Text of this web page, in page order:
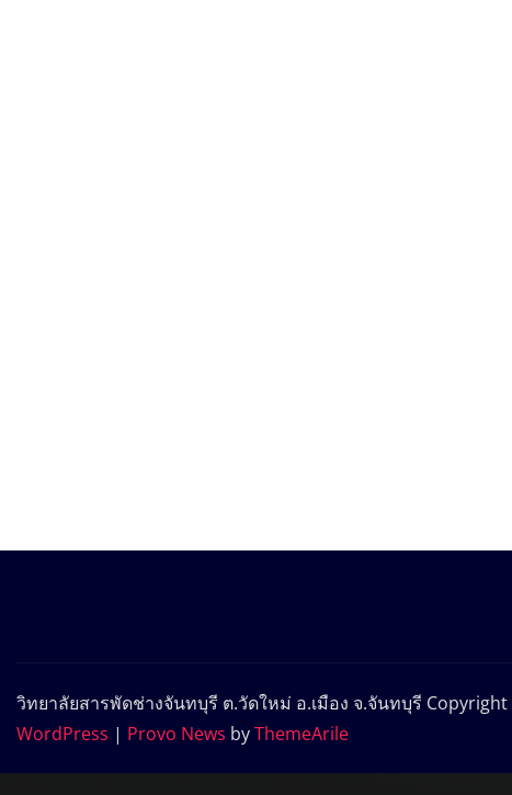
วิทยาลัยสารพัดช่างจันทบุรี ต.วัดใหม่ อ.เมือง จ.จันทบุรี
WordPress | Provo News byThemeArile